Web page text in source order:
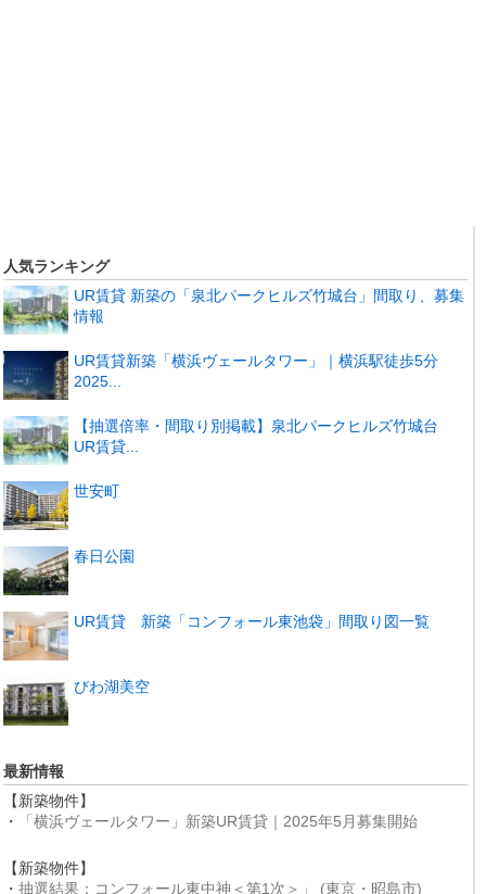
人気ランキング
UR賃貸 新築の「泉北パークヒルズ竹城台」間取り、募集
情報
UR賃貸新築「横浜ヴェールタワー」｜横浜駅徒歩5分
2025...
【抽選倍率・間取り別掲載】泉北パークヒルズ竹城台
UR賃貸...
世安町
春日公園
UR賃貸 新築「コンフォール東池袋」間取り図一覧
びわ湖美空
最新情報
【新築物件】
・
「横浜ヴェールタワー」新築UR賃貸｜2025年5月募集開始
【新築物件】
・ 抽選結果：コンフォール東中神＜第1次＞」 (東京・昭島市)